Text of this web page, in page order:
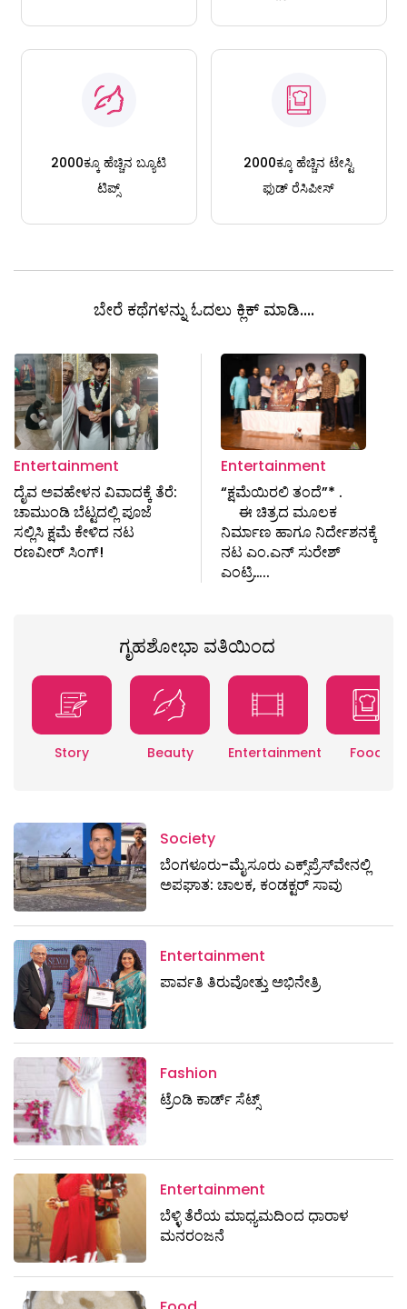
2000ಕ್ಕೂ ಹೆಚ್ಚಿನ ಬ್ಯೂಟಿ
ಟಿಪ್ಸ್
2000ಕ್ಕೂ ಹೆಚ್ಚಿನ ಟೇಸ್ಟಿ
ಫುಡ್ ರೆಸಿಪೀಸ್
ಬೇರೆ ಕಥೆಗಳನ್ನು ಓದಲು ಕ್ಲಿಕ್ ಮಾಡಿ....
Entertainment
ದೈವ ಅವಹೇಳನ ವಿವಾದಕ್ಕೆ ತೆರೆ:
ಚಾಮುಂಡಿ ಬೆಟ್ಟದಲ್ಲಿ ಪೂಜೆ
ಸಲ್ಲಿಸಿ ಕ್ಷಮೆ ಕೇಳಿದ ನಟ
ರಣವೀರ್ ಸಿಂಗ್!
Entertainment
“ಕ್ಷಮೆಯಿರಲಿ ತಂದೆ”* .
ಈ ಚಿತ್ರದ ಮೂಲಕ
ನಿರ್ಮಾಣ ಹಾಗೂ ನಿರ್ದೇಶನಕ್ಕೆ
ನಟ ಎಂ.ಎನ್ ಸುರೇಶ್
ಎಂಟ್ರಿ…..
ಗೃಹಶೋಭಾ ವತಿಯಿಂದ
Story Beauty Entertainment Food
Society
ಬೆಂಗಳೂರು-ಮೈಸೂರು ಎಕ್ಸ್​ಪ್ರೆಸ್‌ವೇನಲ್ಲಿ
ಅಪಘಾತ: ಚಾಲಕ, ಕಂಡಕ್ಟರ್ ಸಾವು
Entertainment
ಪಾರ್ವತಿ ತಿರುವೋತ್ತು ಅಭಿನೇತ್ರಿ
Fashion
ಟ್ರೆಂಡಿ ಕಾರ್ಡ್‌ ಸೆಟ್ಸ್
Entertainment
ಬೆಳ್ಳಿ ತೆರೆಯ ಮಾಧ್ಯಮದಿಂದ ಧಾರಾಳ
ಮನರಂಜನೆ